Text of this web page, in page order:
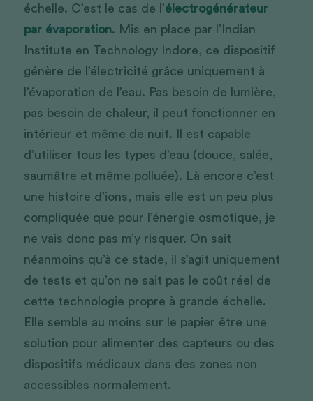
échelle. C’est le cas de l’électrogénérateur
par évaporation. Mis en place par l’Indian
Institute en Technology Indore, ce dispositif
génère de l’électricité grâce uniquement à
l’évaporation de l’eau. Pas besoin de lumière,
pas besoin de chaleur, il peut fonctionner en
intérieur et même de nuit. Il est capable
d’utiliser tous les types d’eau (douce, salée,
saumâtre et même polluée). Là encore c’est
une histoire d’ions, mais elle est un peu plus
compliquée que pour l’énergie osmotique, je
ne vais donc pas m’y risquer. On sait
néanmoins qu’à ce stade, il s’agit uniquement
de tests et qu’on ne sait pas le coût réel de
cette technologie propre à grande échelle.
Elle semble au moins sur le papier être une
solution pour alimenter des capteurs ou des
dispositifs médicaux dans des zones non
accessibles normalement.